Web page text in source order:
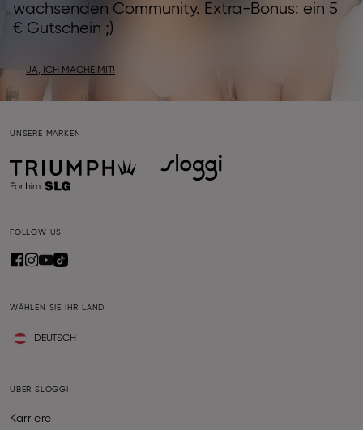
wachsenden Community. Extra-Bonus: ein 5
€ Gutschein ;)
JA, ICH MACHE MIT!
UNSERE MARKEN
FOLLOW US
WÄHLEN SIE IHR LAND
DEUTSCH
ÜBER SLOGGI
Karriere